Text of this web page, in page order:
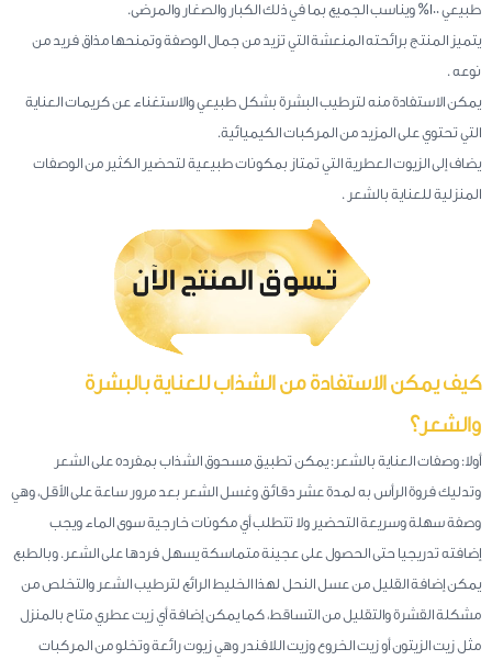
طبيعي 100% ويناسب الجميع بما في ذلك الكبار والصغار والمرضى.
يتميز المنتج برائحته المنعشة التي تزيد من جمال الوصفة وتمنحها مذاق فريد من
نوعه .
يمكن الاستفادة منه لترطيب البشرة بشكل طبيعي والاستغناء عن كريمات العناية
التي تحتوي على المزيد من المركبات الكيميائية.
يضاف إلى الزيوت العطرية التي تمتاز بمكونات طبيعية لتحضير الكثير من الوصفات
المنزلية للعناية بالشعر .
كيف يمكن الاستفادة من الشذاب للعناية بالبشرة
والشعر؟
أولا: وصفات العناية بالشعر: يمكن تطبيق مسحوق الشذاب بمفرده على الشعر
وتدليك فروة الرأس به لمدة عشر دقائق وغسل الشعر بعد مرور ساعة على الأقل، وهي
وصفة سهلة وسريعة التحضير ولا تتطلب أي مكونات خارجية سوى الماء ويجب
إضافته تدريجيا حتى الحصول على عجينة متماسكة يسهل فردها على الشعر. وبالطبع
يمكن إضافة القليل من عسل النحل لهذا الخليط الرائع لترطيب الشعر والتخلص من
مشكلة القشرة والتقليل من التساقط، كما يمكن إضافة أي زيت عطري متاح بالمنزل
مثل زيت الزيتون أو زيت الخروع وزيت اللافندر وهي زيوت رائعة وتخلو من المركبات